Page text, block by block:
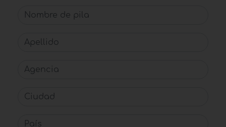
Nombre de pila
Apellido
Agencia
Ciudad
País